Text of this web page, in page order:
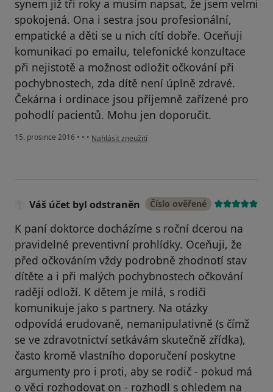
synem již tři roky a musím napsat, že jsem velmi
spokojená. Ona i sestra jsou profesionální,
empatické a děti se u nich cítí dobře. Oceňuji
komunikaci po emailu, telefonické konzultace
při nejistotě a možnost odložit očkování při
pochybnostech, zda dítě není úplně zdravé.
Čekárna i ordinace jsou příjemně zařízené pro
pohodlí pacientů. Mohu jen doporučit.
15. prosince 2016 • • • podle názoru uživatele Váš účet byl odstraněn
Nahlásit zneužití
Váš účet byl odstraněn Číslo ověřené
K paní doktorce docházíme s roční dcerou na
pravidelné preventivní prohlídky. Oceňuji, že
před očkováním vždy podrobně zhodnotí stav
dítěte a i při malých pochybnostech očkování
raději odloží. K dětem je milá, s rodiči
komunikuje jako s partnery. Na otázky
odpovídá erudovaně, nemanipulativně (s čímž
se ve zdravotnictví setkávám skutečně zřídka),
často kromě vlastního doporučení poskytne
argumenty pro i proti, aby se rodič - pokud má
o věci rozhodovat on - rozhodl s ohledem na